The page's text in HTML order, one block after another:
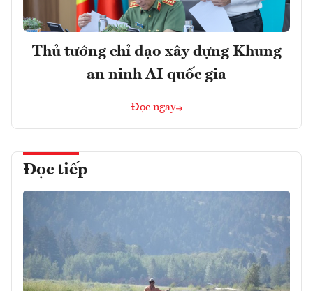
Thủ tướng chỉ đạo xây dựng Khung
an ninh AI quốc gia
Đọc ngay
Đọc tiếp